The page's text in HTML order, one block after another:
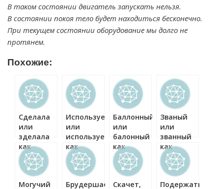
В таком состоянии двигатель запускать нельзя.
В состоянии покоя тело будет находиться бесконечно.
При текущем состоянии оборудование мы долго не
протянем.
Похожие:
Сделала
или
зделала
как
правильно?
Используемом
или
используемым
как
правильно?
Баллонный
или
балонный
как
правильно?
Званый
или
званный
как
правильно?
Могучий
Брудершафт Скачет,
Подержать